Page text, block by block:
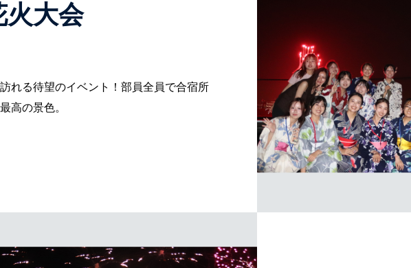
大会
れる待望のイベント！部員全員で合宿所
高の景色。